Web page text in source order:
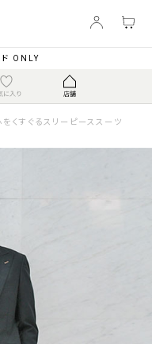
ド ONLY
くすぐるスリーピーススーツ